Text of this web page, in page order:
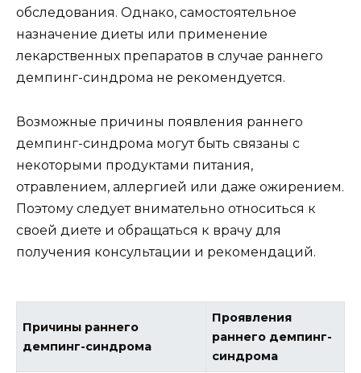
обследования. Однако, самостоятельное
назначение диеты или применение
лекарственных препаратов в случае раннего
демпинг-синдрома не рекомендуется.
Возможные причины появления раннего
демпинг-синдрома могут быть связаны с
некоторыми продуктами питания,
отравлением, аллергией или даже ожирением.
Поэтому следует внимательно относиться к
своей диете и обращаться к врачу для
получения консультации и рекомендаций.
Причины раннего
демпинг-синдрома
Проявления
раннего демпинг-
синдрома